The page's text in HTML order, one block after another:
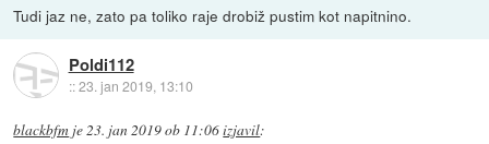
Tudi jaz ne, zato pa toliko raje drobiž pustim kot napitnino.
Poldi112
::23. jan 2019, 13:10
blackbfm je23. jan 2019 ob 11:06izjavil: